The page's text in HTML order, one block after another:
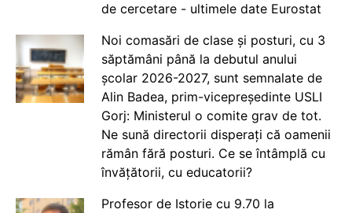
de cercetare - ultimele date Eurostat
Noi comasări de clase și posturi, cu 3
săptămâni până la debutul anului
școlar 2026-2027, sunt semnalate de
Alin Badea, prim-vicepreședinte USLI
Gorj: Ministerul o comite grav de tot.
Ne sună directorii disperați că oamenii
rămân fără posturi. Ce se întâmplă cu
învățătorii, cu educatorii?
Profesor de Istorie cu 9.70 la